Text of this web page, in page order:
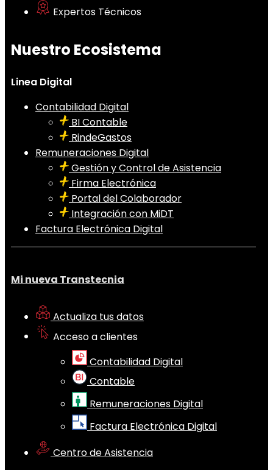
Expertos Técnicos
Nuestro Ecosistema
Linea Digital
Contabilidad Digital
BI Contable
RindeGastos
Remuneraciones Digital
Gestión y Control de Asistencia
Firma Electrónica
Portal del Colaborador
Integración con MiDT
Factura Electrónica Digital
Mi nueva Transtecnia
Actualiza tus datos
Acceso a clientes
Contabilidad Digital
Contable
Remuneraciones Digital
Factura Electrónica Digital
Centro de Asistencia